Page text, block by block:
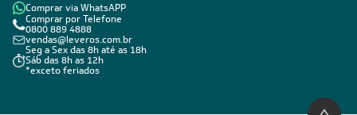
Comprar via WhatsAPP
Comprar por Telefone
0800 889 4888
vendas@leveros.com.br
Seg a Sex das 8h até as 18h
Sáb das 8h as 12h
*exceto feriados